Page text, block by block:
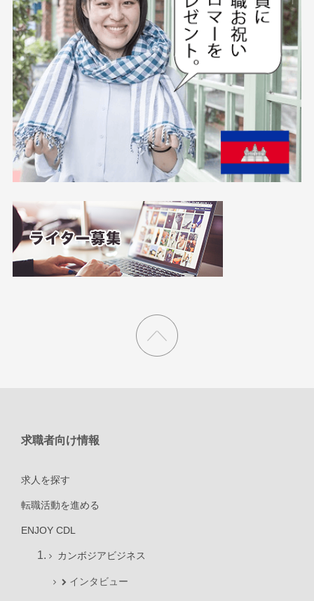
求職者向け情報
求人を探す
転職活動を進める
ENJOY CDL
カンボジアビジネス
インタビュー